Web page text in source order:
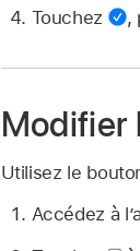
Touchez
,
Modifier
Utilisez le
Accédez à